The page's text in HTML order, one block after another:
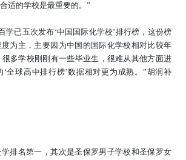
适的学校是最重要的。”
学已五次发布‘中国国际化学校’排行榜，这份榜
为主，主要因为中国的国际化学校相对比较年
很多学校刚刚有一些毕业生，很难从其他方面进
全球高中排行榜’数据相对更为成熟。”胡润补
排名第一，其次是圣保罗男子学校和圣保罗女